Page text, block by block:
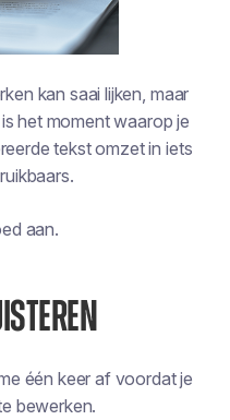
kan saai lijken, maar
het moment waarop je
tekst omzet in iets
aan.
één keer af voordat je
bewerken.